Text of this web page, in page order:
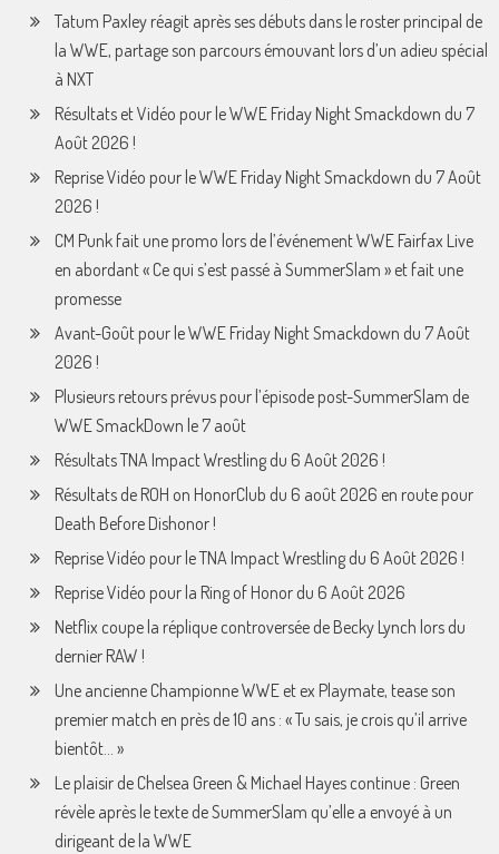
Tatum Paxley réagit après ses débuts dans le roster principal de
la WWE, partage son parcours émouvant lors d’un adieu spécial
à NXT
Résultats et Vidéo pour le WWE Friday Night Smackdown du 7
Août 2026 !
Reprise Vidéo pour le WWE Friday Night Smackdown du 7 Août
2026 !
CM Punk fait une promo lors de l’événement WWE Fairfax Live
en abordant « Ce qui s’est passé à SummerSlam » et fait une
promesse
Avant-Goût pour le WWE Friday Night Smackdown du 7 Août
2026 !
Plusieurs retours prévus pour l’épisode post-SummerSlam de
WWE SmackDown le 7 août
Résultats TNA Impact Wrestling du 6 Août 2026 !
Résultats de ROH on HonorClub du 6 août 2026 en route pour
Death Before Dishonor !
Reprise Vidéo pour le TNA Impact Wrestling du 6 Août 2026 !
Reprise Vidéo pour la Ring of Honor du 6 Août 2026
Netflix coupe la réplique controversée de Becky Lynch lors du
dernier RAW !
Une ancienne Championne WWE et ex Playmate, tease son
premier match en près de 10 ans : « Tu sais, je crois qu’il arrive
bientôt… »
Le plaisir de Chelsea Green & Michael Hayes continue : Green
révèle après le texte de SummerSlam qu’elle a envoyé à un
dirigeant de la WWE